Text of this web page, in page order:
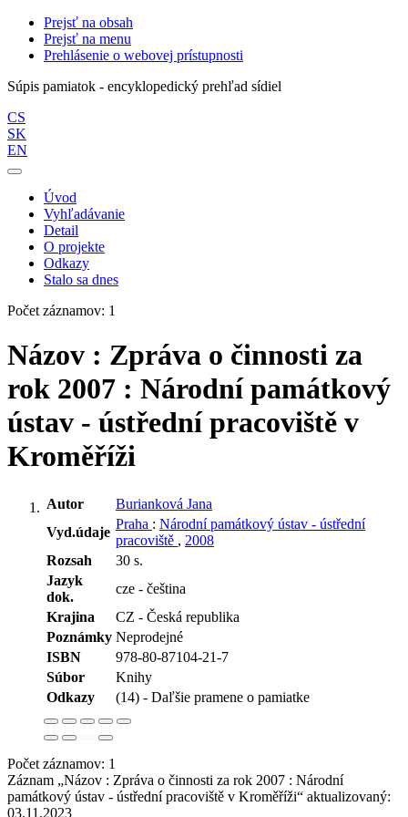
Prejsť na obsah
Prejsť na menu
Prehlásenie o webovej prístupnosti
Súpis pamiatok - encyklopedický prehľad sídiel
CS
SK
EN
Úvod
Vyhľadávanie
Detail
O projekte
Odkazy
Stalo sa dnes
Počet záznamov: 1
Názov : Zpráva o činnosti za
rok 2007 : Národní památkový
ústav - ústřední pracoviště v
Kroměříži
Autor
Burianková Jana
Vyd.údaje
Praha : Národní památkový ústav - ústřední
pracoviště , 2008
Rozsah
30 s.
Jazyk
dok.
cze - čeština
Krajina
CZ - Česká republika
Poznámky Neprodejné
ISBN
978-80-87104-21-7
Súbor
Knihy
Odkazy
(14) - Daľšie pramene o pamiatke
Počet záznamov: 1
Záznam „Názov : Zpráva o činnosti za rok 2007 : Národní
památkový ústav - ústřední pracoviště v Kroměříži“ aktualizovaný:
03.11.2023